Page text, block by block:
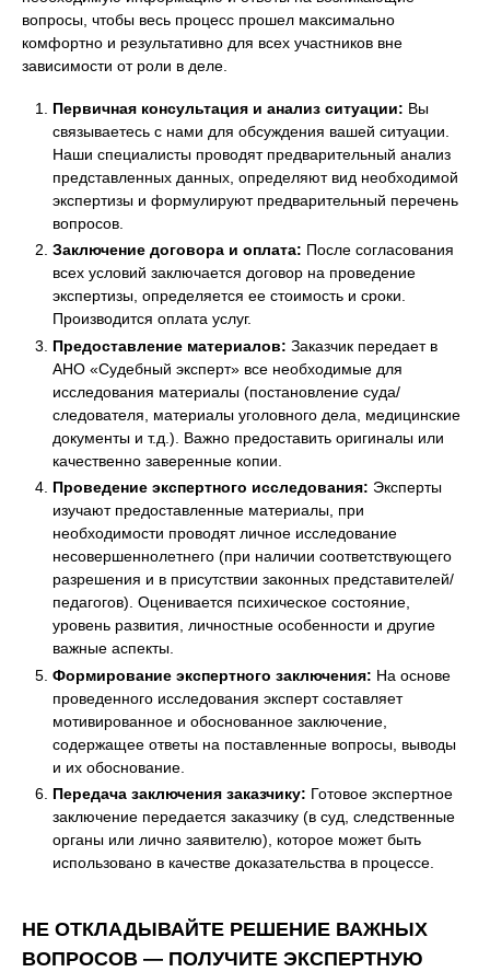
вопросы, чтобы весь процесс прошел максимально
комфортно и результативно для всех участников вне
зависимости от роли в деле.
Первичная консультация и анализ ситуации: Вы
связываетесь с нами для обсуждения вашей ситуации.
Наши специалисты проводят предварительный анализ
представленных данных, определяют вид необходимой
экспертизы и формулируют предварительный перечень
вопросов.
Заключение договора и оплата: После согласования
всех условий заключается договор на проведение
экспертизы, определяется ее стоимость и сроки.
Производится оплата услуг.
Предоставление материалов: Заказчик передает в
АНО «Судебный эксперт» все необходимые для
исследования материалы (постановление суда/
следователя, материалы уголовного дела, медицинские
документы и т.д.). Важно предоставить оригиналы или
качественно заверенные копии.
Проведение экспертного исследования: Эксперты
изучают предоставленные материалы, при
необходимости проводят личное исследование
несовершеннолетнего (при наличии соответствующего
разрешения и в присутствии законных представителей/
педагогов). Оценивается психическое состояние,
уровень развития, личностные особенности и другие
важные аспекты.
Формирование экспертного заключения: На основе
проведенного исследования эксперт составляет
мотивированное и обоснованное заключение,
содержащее ответы на поставленные вопросы, выводы
и их обоснование.
Передача заключения заказчику: Готовое экспертное
заключение передается заказчику (в суд, следственные
органы или лично заявителю), которое может быть
использовано в качестве доказательства в процессе.
НЕ ОТКЛАДЫВАЙТЕ РЕШЕНИЕ ВАЖНЫХ
ВОПРОСОВ — ПОЛУЧИТЕ ЭКСПЕРТНУЮ